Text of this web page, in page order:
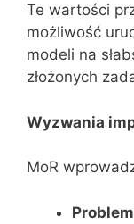
Te wartości
możliwość
modeli na
złożonych
Wyzwania
MoR